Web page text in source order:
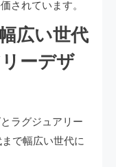
されています。
広い世代
ーデザ
ラグジュアリー
で幅広い世代に